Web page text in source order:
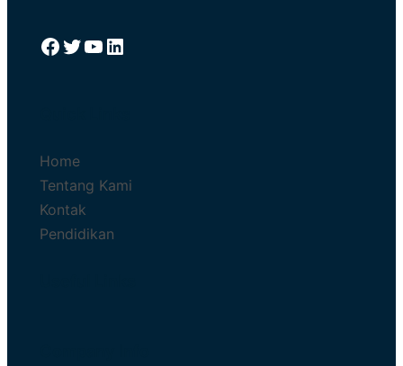
Facebook Twitter YouTube LinkedIn
Home
Tentang Kami
Kontak
Pendidikan